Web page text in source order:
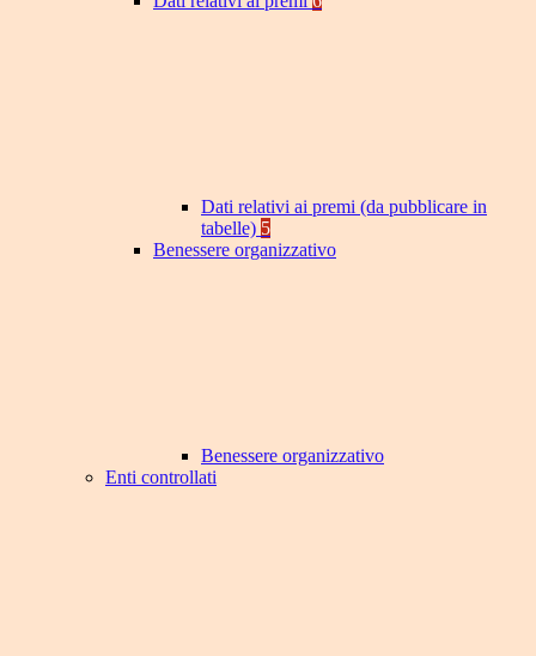
Dati relativi ai premi (da pubblicare in
tabelle) 5
Benessere organizzativo
Benessere organizzativo
Enti controllati